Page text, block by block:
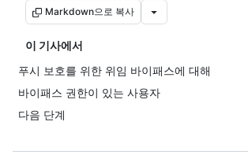
Markdown으로 복사
이 기사에서
푸시 보호를 위한 위임 바이패스에 대해
바이패스 권한이 있는 사용자
다음 단계